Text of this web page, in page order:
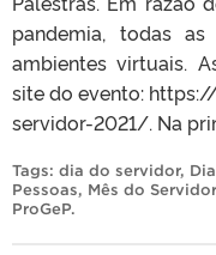
pandemia, todas
ambientes virtuais.
site do evento:
servidor-2021/. Na
Tags: dia do servidor,
Pessoas, Mês do Servidor
ProGeP.